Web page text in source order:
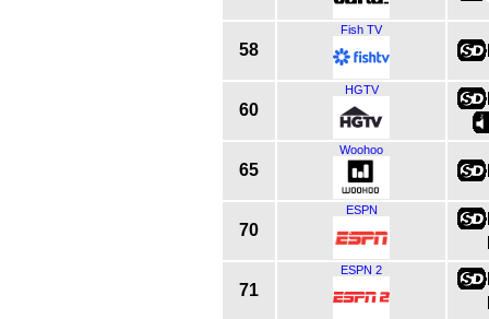
58
Fish TV
60
HGTV
65
Woohoo
70
ESPN
71
ESPN 2